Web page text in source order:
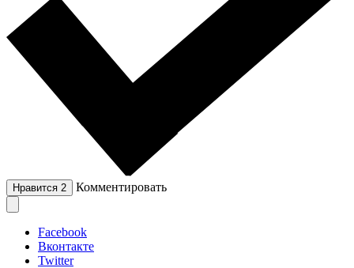
Нравится 2 Комментировать
Facebook
Вконтакте
Twitter